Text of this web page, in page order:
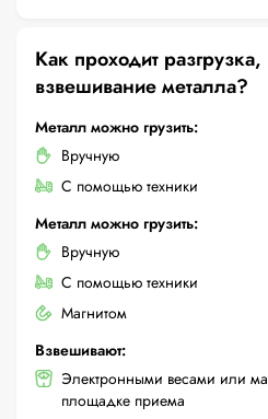
Как проходит разгрузка,
взвешивание металла?
Металл можно грузить:
Вручную
С помощью техники
Металл можно грузить:
Вручную
С помощью техники
Магнитом
Взвешивают:
Электронными весами или
площадке приема